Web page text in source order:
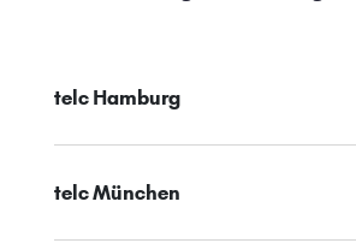
telc Hamburg
telc München